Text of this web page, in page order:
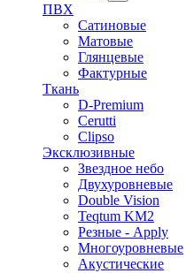
ПВХ
Сатиновые
Матовые
Глянцевые
Фактурные
Ткань
D-Premium
Cerutti
Clipso
Эксклюзивные
Звездное небо
Двухуровневые
Double Vision
Teqtum KM2
Резные - Apply
Многоуровневые
Акустические